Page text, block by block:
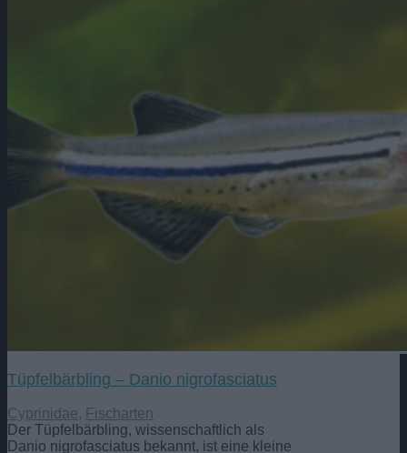
Tüpfelbärbling – Danio nigrofasciatus
Cyprinidae, Fischarten
Der Tüpfelbärbling, wissenschaftlich als
Danio nigrofasciatus bekannt, ist eine kleine